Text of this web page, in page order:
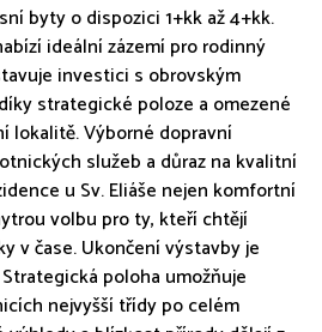
byty o dispozici 1+kk až 4+kk.
ideální zázemí pro rodinný
investici s obrovským
strategické poloze a omezené
lokalitě. Výborné dopravní
služeb a důraz na kvalitní
u Sv. Eliáše nejen komfortní
volbu pro ty, kteří chtějí
v čase. Ukončení výstavby je
poloha umožňuje
nejvyšší třídy po celém